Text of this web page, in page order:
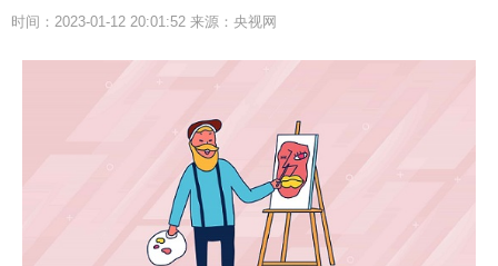
时间：2023-01-12 20:01:52 来源：央视网